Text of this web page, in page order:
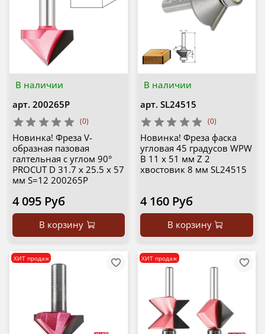
В наличии
арт. 200265P
(0)
Новинка! Фреза V-
образная пазовая
галтельная c углом 90°
PROCUT D 31.7 x 25.5 x 57
мм S=12 200265P
4 095 Руб
В корзину
В наличии
арт. SL24515
(0)
Новинка! Фреза фаска
угловая 45 градусов WPW
B 11 х 51 мм Z 2
хвостовик 8 мм SL24515
4 160 Руб
В корзину
ХИТ продаж ХИТ продаж